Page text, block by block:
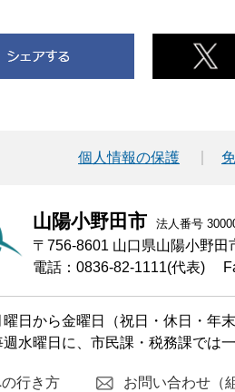
個人情報の保護
山陽小野田市 法人番号
〒756-8601 山口県山陽小野
電話：0836-82-1111(代表)
曜日から金曜日（祝日・休日・年
水曜日に、市民課・税務課では
行き方 お問い合わせ（